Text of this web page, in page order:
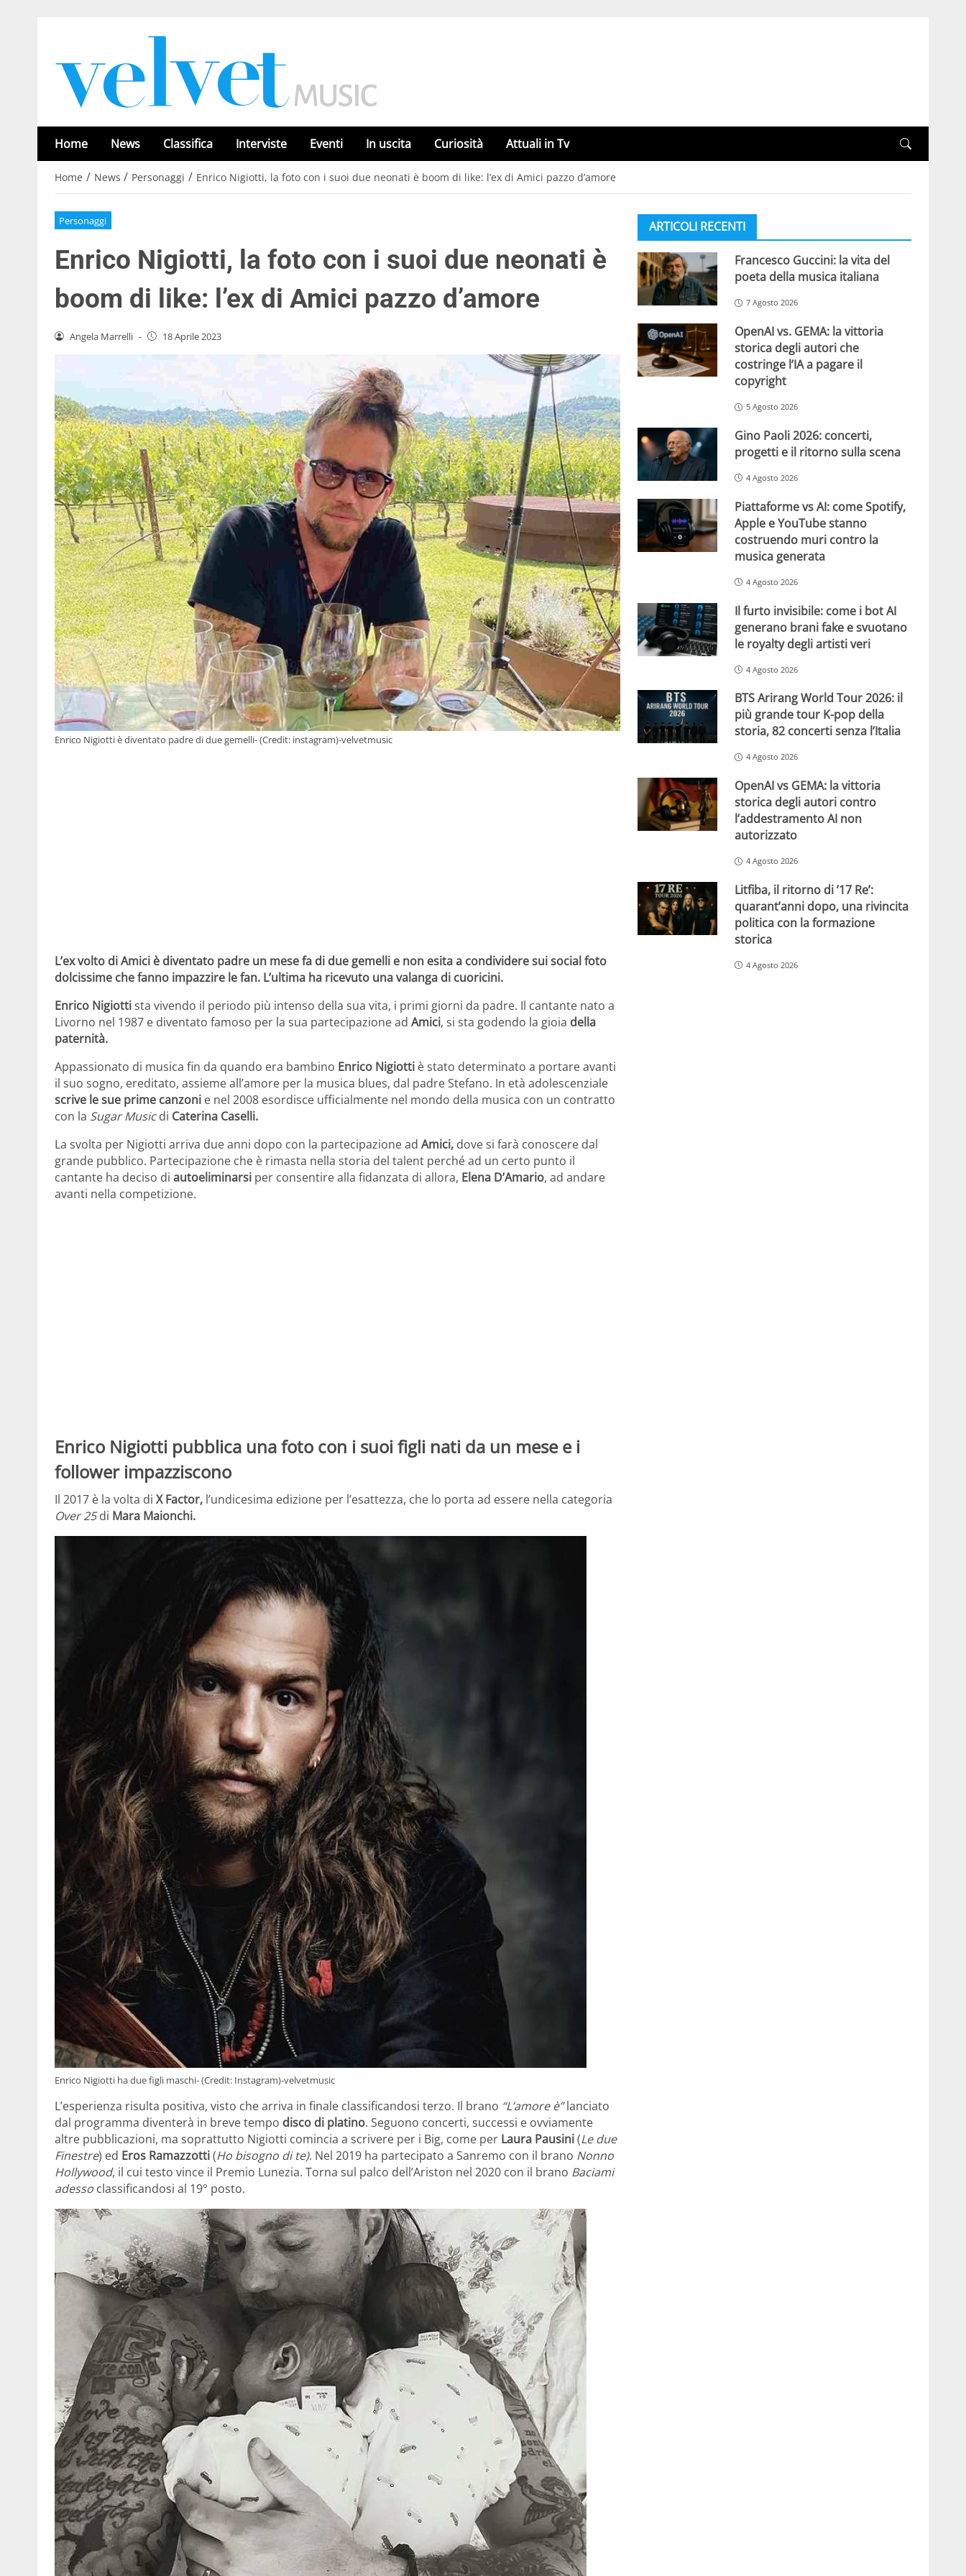
Home News Classifica Interviste Eventi In uscita Curiosità Attuali in Tv
Home / News / Personaggi / Enrico Nigiotti, la foto con i suoi due neonati è boom di like: l’ex di Amici pazzo d’amore
Personaggi
Enrico Nigiotti, la foto con i suoi due neonati è
boom di like: l’ex di Amici pazzo d’amore
Angela Marrelli - 18 Aprile 2023
Enrico Nigiotti è diventato padre di due gemelli- (Credit: instagram)-velvetmusic
L’ex volto di Amici è diventato padre un mese fa di due gemelli e non esita a condividere sui social foto
dolcissime che fanno impazzire le fan. L’ultima ha ricevuto una valanga di cuoricini.
Enrico Nigiottista vivendo il periodo più intenso della sua vita, i primi giorni da padre. Il cantante nato a
Livorno nel 1987 e diventato famoso per la sua partecipazione ad Amici, si sta godendo la gioia della
paternità.
Appassionato di musica fin da quando era bambino Enrico Nigiotti è stato determinato a portare avanti
il suo sogno, ereditato, assieme all’amore per la musica blues, dal padre Stefano. In età adolescenziale
scrive le sue prime canzoni e nel 2008 esordisce ufficialmente nel mondo della musica con un contratto
con la Sugar Musicdi Caterina Caselli.
La svolta per Nigiotti arriva due anni dopo con la partecipazione ad Amici, dove si farà conoscere dal
grande pubblico. Partecipazione che è rimasta nella storia del talent perché ad un certo punto il
cantante ha deciso di autoeliminarsi per consentire alla fidanzata di allora, Elena D’Amario, ad andare
avanti nella competizione.
Enrico Nigiotti pubblica una foto con i suoi figli nati da un mese e i
follower impazziscono
Il 2017 è la volta di X Factor, l’undicesima edizione per l’esattezza, che lo porta ad essere nella categoria
Over 25di Mara Maionchi.
Enrico Nigiotti ha due figli maschi- (Credit: Instagram)-velvetmusic
L’esperienza risulta positiva, visto che arriva in finale classificandosi terzo. Il brano “L’amore è”lanciato
dal programma diventerà in breve tempo disco di platino. Seguono concerti, successi e ovviamente
altre pubblicazioni, ma soprattutto Nigiotti comincia a scrivere per i Big, come per Laura Pausini(Le due
Finestre) ed Eros Ramazzotti(Ho bisogno di te). Nel 2019 ha partecipato a Sanremo con il brano Nonno
Hollywood, il cui testo vince il Premio Lunezia. Torna sul palco dell’Ariston nel 2020 con il brano Baciami
adesso classificandosi al 19° posto.
ARTICOLI RECENTI
Francesco Guccini: la vita del
poeta della musica italiana
7 Agosto 2026
OpenAI vs. GEMA: la vittoria
storica degli autori che
costringe l’IA a pagare il
copyright
5 Agosto 2026
Gino Paoli 2026: concerti,
progetti e il ritorno sulla scena
4 Agosto 2026
Piattaforme vs AI: come Spotify,
Apple e YouTube stanno
costruendo muri contro la
musica generata
4 Agosto 2026
Il furto invisibile: come i bot AI
generano brani fake e svuotano
le royalty degli artisti veri
4 Agosto 2026
BTS Arirang World Tour 2026: il
più grande tour K-pop della
storia, 82 concerti senza l’Italia
4 Agosto 2026
OpenAI vs GEMA: la vittoria
storica degli autori contro
l’addestramento AI non
autorizzato
4 Agosto 2026
Litfiba, il ritorno di ’17 Re’:
quarant’anni dopo, una rivincita
politica con la formazione
storica
4 Agosto 2026